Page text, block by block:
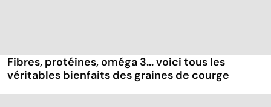
Fibres, protéines, oméga 3... voici tous les
véritables bienfaits des graines de courge